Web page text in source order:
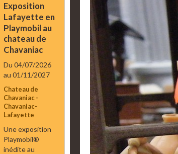
Exposition
Lafayette en
Playmobil au
chateau de
Chavaniac
Du 04/07/2026
au 01/11/2027
Chateau de
Chavaniac -
Chavaniac-
Lafayette
Une exposition
Playmobil®
inédite au